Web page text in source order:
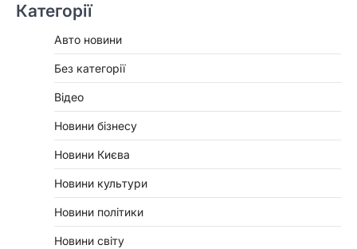
Категорії
Авто новини
Без категорії
Відео
Новини бізнесу
Новини Києва
Новини культури
Новини політики
Новини світу